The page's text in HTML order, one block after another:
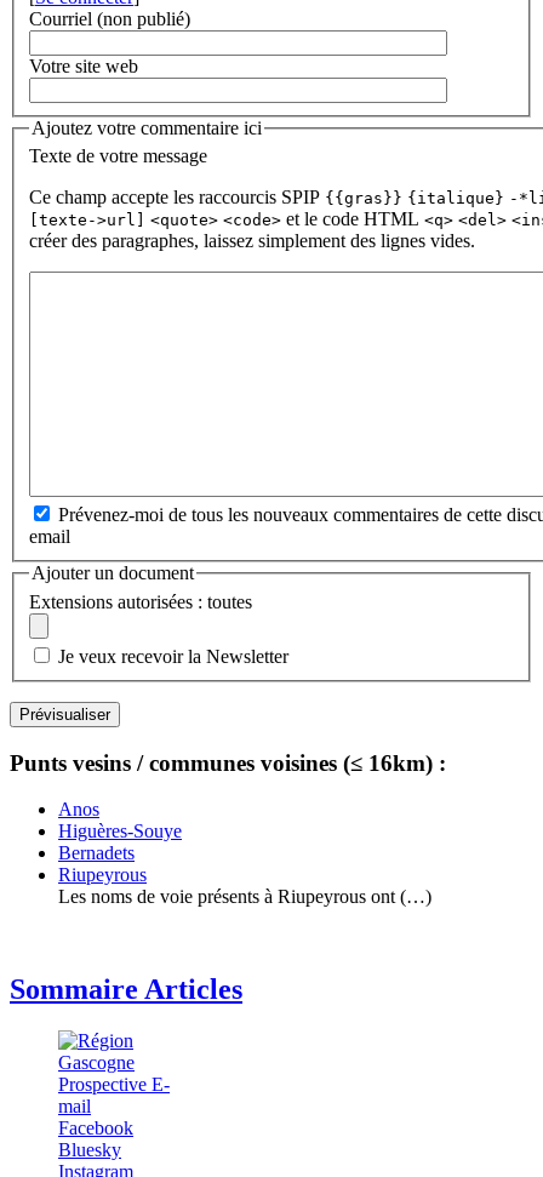
Courriel (non publié)
Votre site web
Ajoutez votre commentaire ici
Texte de votre message
Ce champ accepte les raccourcis SPIP {{gras}} {italique} -
[texte->url]
<quote> <code> et le code HTML <q> <del>
créer des paragraphes, laissez simplement des lignes vides.
Prévenez-moi de tous les nouveaux commentaires de cette
email
Ajouter un document
Extensions autorisées : toutes
Je veux recevoir la Newsletter
Punts vesins / communes voisines (≤ 16km) :
Anos
Higuères-Souye
Bernadets
Riupeyrous
Les noms de voie présents à Riupeyrous ont (…)
Sommaire Articles